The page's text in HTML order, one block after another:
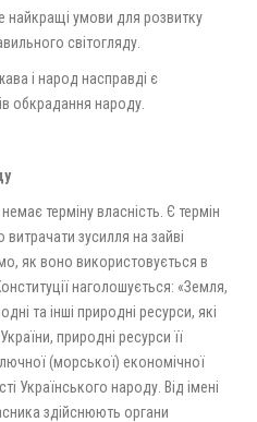
найкращі умови для розвитку
світогляду.
і народ насправді є
обкрадання народу.
терміну власність. Є термін
зусилля на зайві
як воно використовується в
наголошується: «Земля,
та інші природні ресурси, які
природні ресурси її
(морської) економічної
Українського народу. Від імені
здійснюють органи